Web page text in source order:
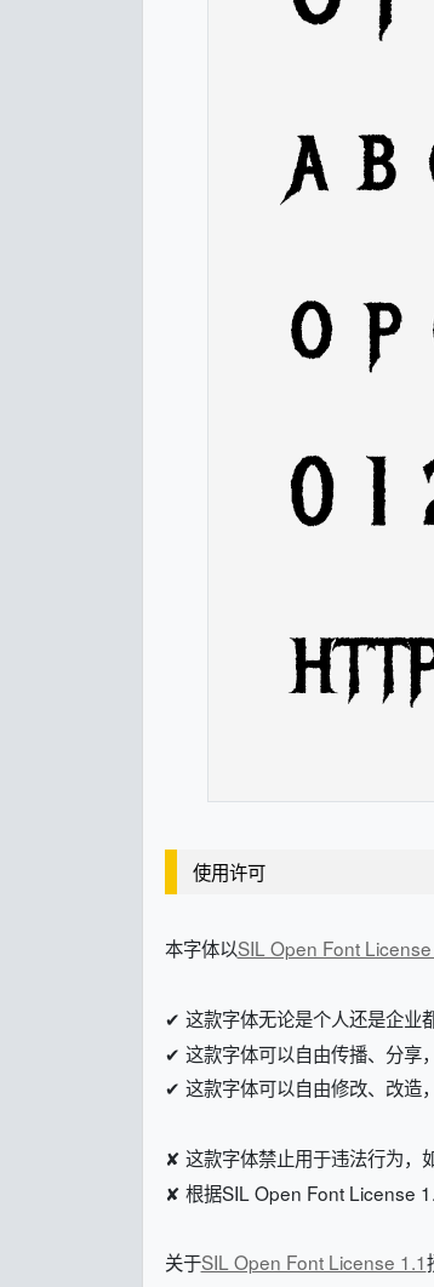
使用许可
本字体以SIL Open Font License
✔ 这款字体无论是个人还是企业
✔ 这款字体可以自由传播、分享
✔ 这款字体可以自由修改、改造
✘ 这款字体禁止用于违法行为，
✘ 根据SIL Open Font License
关于SIL Open Font License 1.1